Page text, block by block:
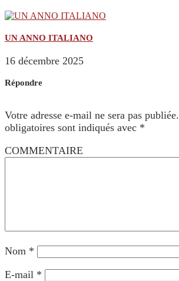
UN ANNO ITALIANO
16 décembre 2025
Répondre
Votre adresse e-mail ne sera pas publiée.
obligatoires sont indiqués avec *
COMMENTAIRE
Nom *
E-mail *